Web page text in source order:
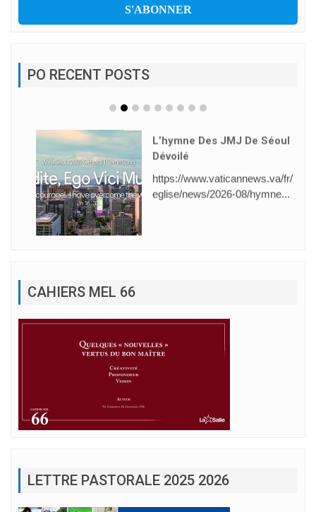
PO RECENT POSTS
L’hymne Des JMJ De Séoul
Dévoilé
https://www.vaticannews.va/fr/
eglise/news/2026-08/hymne...
CAHIERS MEL 66
LETTRE PASTORALE 2025 2026